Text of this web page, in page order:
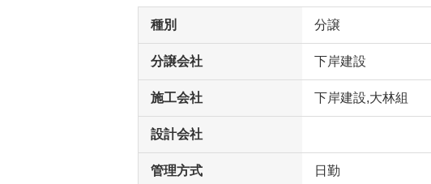
種別 分譲
分譲会社 下岸建設
施工会社 下岸建設,大林組
設計会社
管理方式 日勤